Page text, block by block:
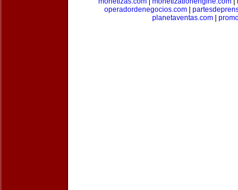
operadordenegocios.com
planetaventas.com